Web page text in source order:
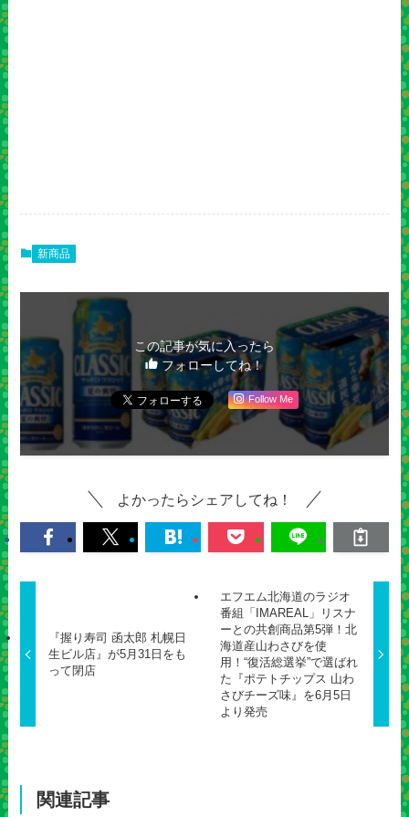
新商品
この記事が気に入ったら
フォローしてね！
Follow Me
よかったらシェアしてね！
『握り寿司 函太郎 札幌日
生ビル店』が5月31日をも
って閉店
エフエム北海道のラジオ
番組「IMAREAL」リスナ
ーとの共創商品第5弾！北
海道産山わさびを使
用！“復活総選挙”で選ばれ
た『ポテトチップス 山わ
さびチーズ味』を6月5日
より発売
関連記事